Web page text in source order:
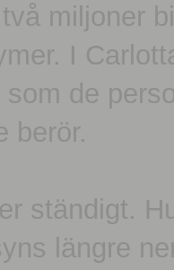
miljoner
I
de
berör.
ständigt.
längre